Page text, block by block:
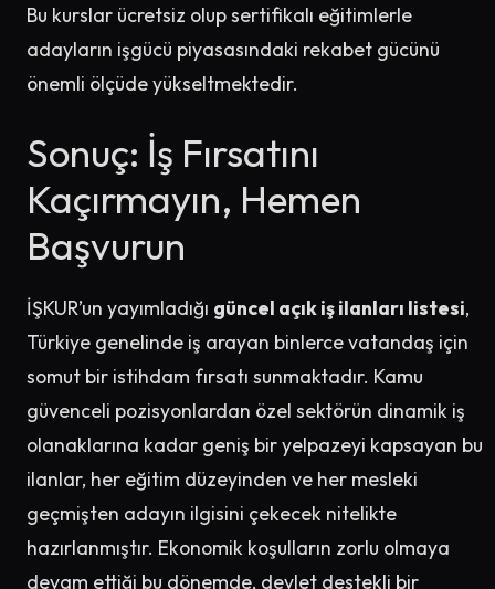
Bu kurslar ücretsiz olup sertifikalı eğitimlerle
adayların işgücü piyasasındaki rekabet gücünü
önemli ölçüde yükseltmektedir.
Sonuç: İş Fırsatını
Kaçırmayın, Hemen
Başvurun
İŞKUR’un yayımladığı güncel açık iş ilanları listesi,
Türkiye genelinde iş arayan binlerce vatandaş için
somut bir istihdam fırsatı sunmaktadır. Kamu
güvenceli pozisyonlardan özel sektörün dinamik iş
olanaklarına kadar geniş bir yelpazeyi kapsayan bu
ilanlar, her eğitim düzeyinden ve her mesleki
geçmişten adayın ilgisini çekecek nitelikte
hazırlanmıştır. Ekonomik koşulların zorlu olmaya
devam ettiği bu dönemde, devlet destekli bir